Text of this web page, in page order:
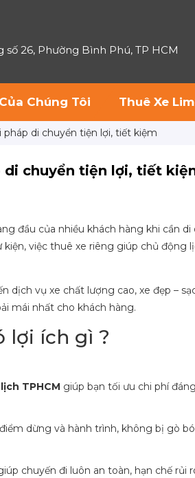
số 26, Phường Bình Phú, TP HCM
Chúng Tôi Thuê Xe
pháp di chuyển tiện lợi, tiết kiệm
di chuyển tiện lợi, tiết
đầu của nhiều khách hàng khi cần
việc thuê xe riêng giúp chủ
dịch vụ xe chất lượng cao, xe đẹp –
mái nhất cho khách hàng.
lợi ích gì ?
TPHCM giúp bạn tối ưu chi phí
dừng và hành trình, không bị gò
chuyến đi luôn an toàn, hạn chế rủi